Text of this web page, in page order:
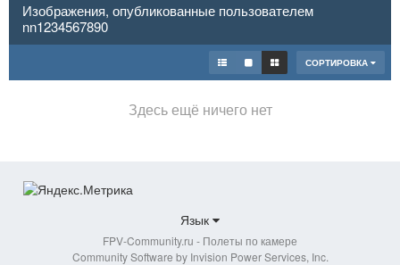
Изображения, опубликованные пользователем
nn1234567890
СОРТИРОВКА
Здесь ещё ничего нет
Язык
FPV-Community.ru - Полеты по камере
Community Software by Invision Power Services, Inc.